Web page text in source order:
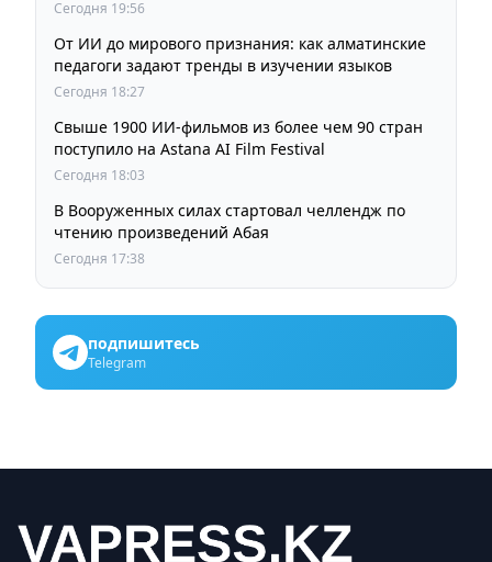
Сегодня 19:56
От ИИ до мирового признания: как алматинские
педагоги задают тренды в изучении языков
Сегодня 18:27
Свыше 1900 ИИ-фильмов из более чем 90 стран
поступило на Astana AI Film Festival
Сегодня 18:03
В Вооруженных силах стартовал челлендж по
чтению произведений Абая
Сегодня 17:38
подпишитесь
Telegram